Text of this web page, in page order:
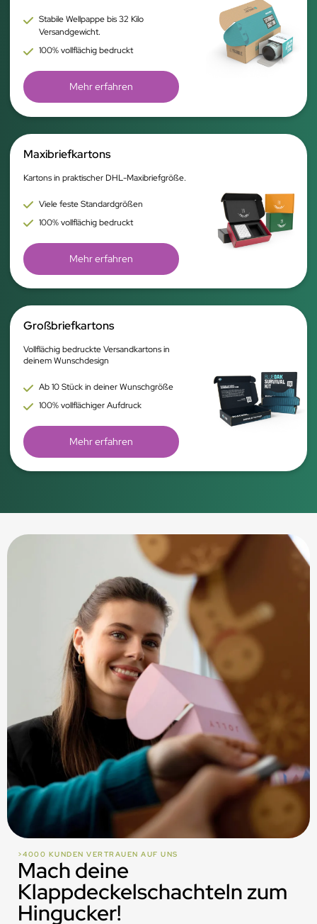
Stabile Wellpappe bis 32 Kilo
Versandgewicht.
100% vollflächig bedruckt
Mehr erfahren
Maxibriefkartons
Kartons in praktischer DHL-Maxibriefgröße.
Viele feste Standardgrößen
100% vollflächig bedruckt
Mehr erfahren
Großbriefkartons
Vollflächig bedruckte Versandkartons in
deinem Wunschdesign
Ab 10 Stück in deiner Wunschgröße
100% vollflächiger Aufdruck
Mehr erfahren
>4000 KUNDEN VERTRAUEN AUF UNS
Mach deine
Klappdeckelschachteln zum
Hingucker!